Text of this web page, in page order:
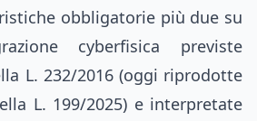
obbligatorie più due su
cyberfisica previste
L. 232/2016 (oggi riprodotte
L. 199/2025) e interpretate